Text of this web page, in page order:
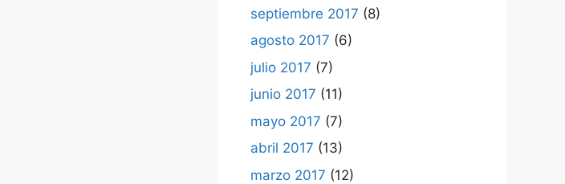
septiembre 2017 (8)
agosto 2017 (6)
julio 2017 (7)
junio 2017 (11)
mayo 2017 (7)
abril 2017 (13)
marzo 2017 (12)